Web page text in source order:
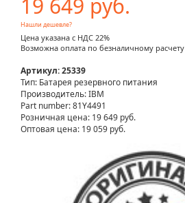
19 649 руб.
Нашли дешевле?
Цена указана с НДС 22%
Возможна оплата по безналичному расчету
Артикул: 25339
Тип: Батарея резервного питания
Производитель: IBM
Part number: 81Y4491
Розничная цена: 19 649 руб.
Оптовая цена: 19 059 руб.